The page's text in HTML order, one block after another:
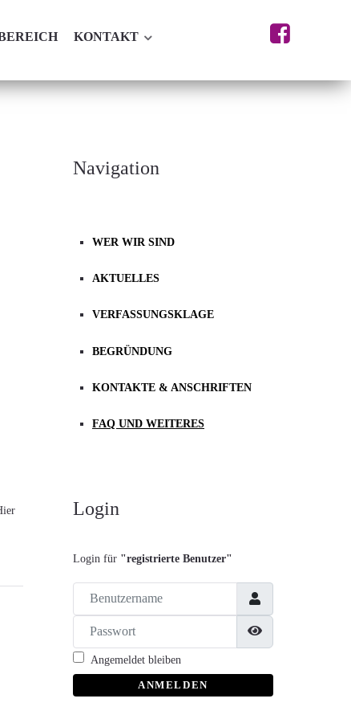
KONTAKT
Navigation
WER WIR SIND
AKTUELLES
VERFASSUNGSKLAGE
BEGRÜNDUNG
KONTAKTE & ANSCHRIFTEN
FAQ UND WEITERES
Login
Login für "registrierte Benutzer"
Benutzername
Passwort
Angemeldet bleiben
ANMELDEN